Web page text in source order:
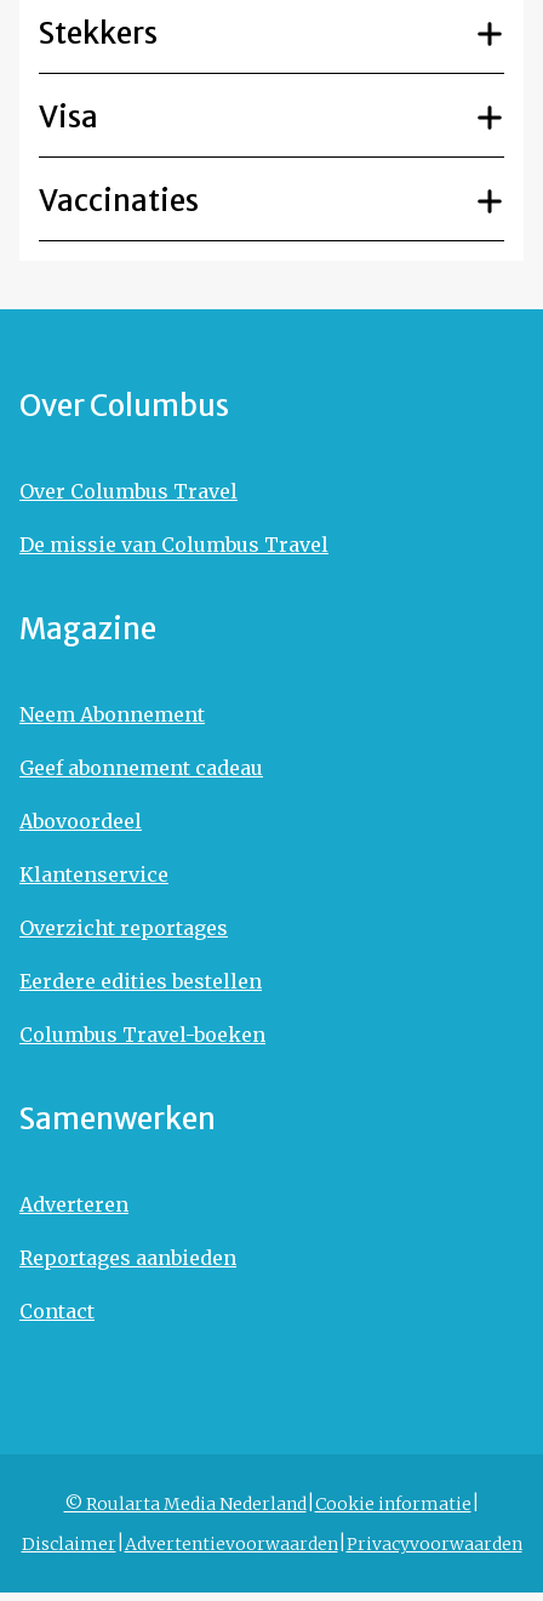
Stekkers
Visa
Vaccinaties
Over Columbus
Over Columbus Travel
De missie van Columbus Travel
Magazine
Neem Abonnement
Geef abonnement cadeau
Abovoordeel
Klantenservice
Overzicht reportages
Eerdere edities bestellen
Columbus Travel-boeken
Samenwerken
Adverteren
Reportages aanbieden
Contact
© Roularta Media Nederland Cookie informatie
Disclaimer Advertentievoorwaarden Privacyvoorwaarden